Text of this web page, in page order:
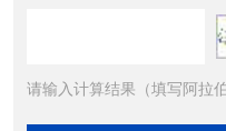
请输入计算结果（填写阿拉